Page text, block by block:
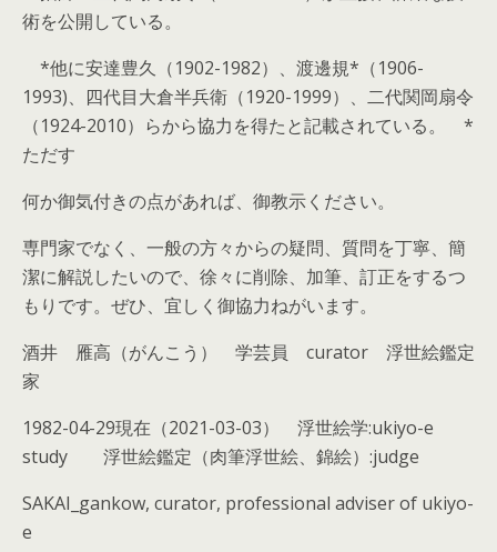
術を公開している。
*他に安達豊久（1902-1982）、渡邊規*（1906-
1993)、四代目大倉半兵衛（1920-1999）、二代関岡扇令
（1924-2010）らから協力を得たと記載されている。 *
ただす
何か御気付きの点があれば、御教示ください。
専門家でなく、一般の方々からの疑問、質問を丁寧、簡
潔に解説したいので、徐々に削除、加筆、訂正をするつ
もりです。ぜひ、宜しく御協力ねがいます。
酒井 雁高（がんこう） 学芸員 curator 浮世絵鑑定
家
1982-04-29現在（2021-03-03） 浮世絵学:ukiyo-e
study 浮世絵鑑定（肉筆浮世絵、錦絵）:judge
SAKAI_gankow, curator, professional adviser of ukiyo-
e